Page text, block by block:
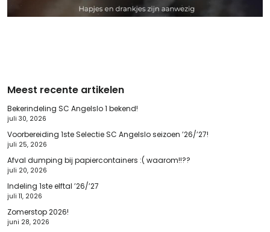
Meest recente artikelen
Bekerindeling SC Angelslo 1 bekend!
juli 30, 2026
Voorbereiding 1ste Selectie SC Angelslo seizoen ’26/’27!
juli 25, 2026
Afval dumping bij papiercontainers :( waarom!!??
juli 20, 2026
Indeling 1ste elftal ’26/’27
juli 11, 2026
Zomerstop 2026!
juni 28, 2026